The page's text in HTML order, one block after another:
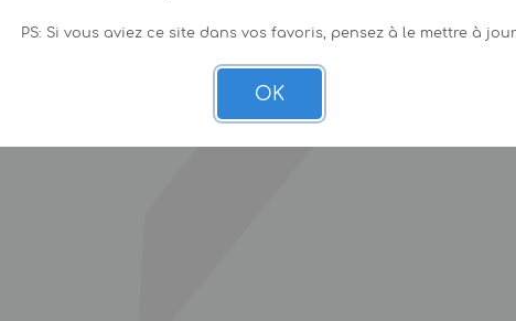
PS: Si vous aviez ce site dans vos favoris, pensez à le mettre à
OK